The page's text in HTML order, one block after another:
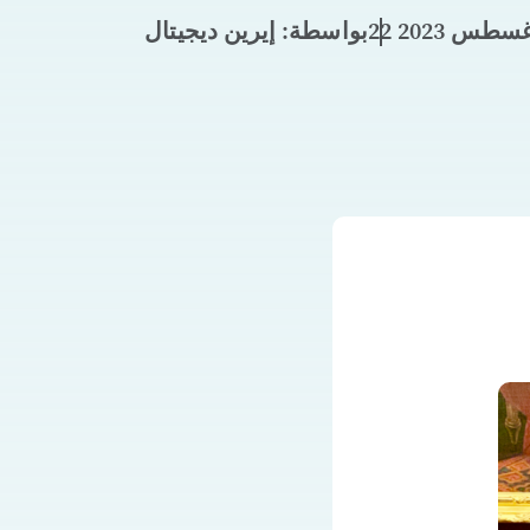
بواسطة: إيرين ديجيتال أغسطس 2023